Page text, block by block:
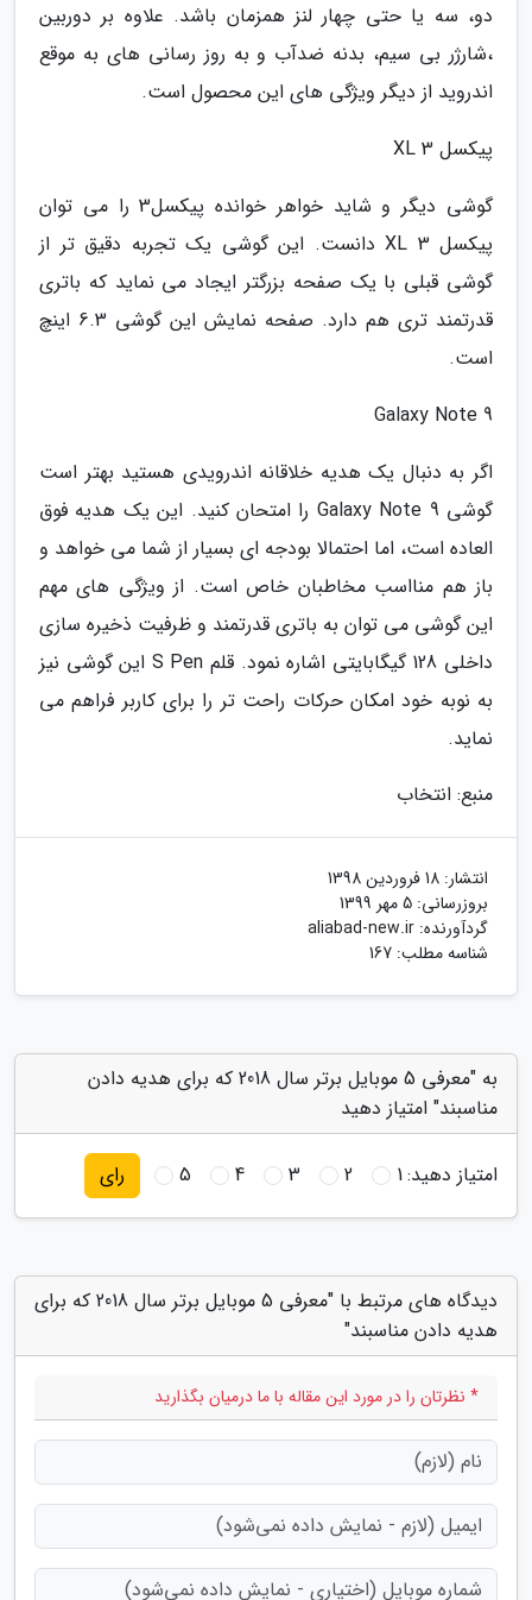
دو، سه یا حتی چهار لنز همزمان باشد. علاوه بر دوربین
،شارژر بی سیم، بدنه ضدآب و به روز رسانی های به موقع
اندروید از دیگر ویژگی های این محصول است.
پیکسل 3 XL
گوشی دیگر و شاید خواهر خوانده پیکسل3 را می توان
پیکسل 3 XL دانست. این گوشی یک تجربه دقیق تر از
گوشی قبلی با یک صفحه بزرگتر ایجاد می نماید که باتری
قدرتمند تری هم دارد. صفحه نمایش این گوشی 6.3 اینچ
است.
Galaxy Note 9
اگر به دنبال یک هدیه خلاقانه اندرویدی هستید بهتر است
گوشی Galaxy Note 9 را امتحان کنید. این یک هدیه فوق
العاده است، اما احتمالا بودجه ای بسیار از شما می خواهد و
باز هم منااسب مخاطبان خاص است. از ویژگی های مهم
این گوشی می توان به باتری قدرتمند و ظرفیت ذخیره سازی
داخلی 128 گیگابایتی اشاره نمود. قلم S Pen این گوشی نیز
به نوبه خود امکان حرکات راحت تر را برای کاربر فراهم می
نماید.
منبع: انتخاب
انتشار: 18 فروردین 1398
بروزرسانی: 5 مهر 1399
گردآورنده: aliabad-new.ir
شناسه مطلب: 167
به "معرفی 5 موبایل برتر سال 2018 که برای هدیه دادن
مناسبند" امتیاز دهید
امتیاز دهید:1
2
3
4
5 رای
دیدگاه های مرتبط با "معرفی 5 موبایل برتر سال 2018 که برای
هدیه دادن مناسبند"
* نظرتان را در مورد این مقاله با ما درمیان بگذارید